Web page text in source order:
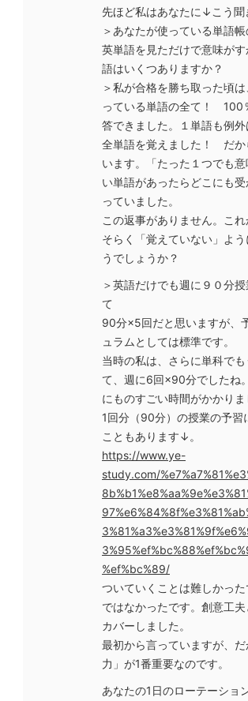
先ほど私はあなたに↓こう聞
＞あなたが使っている単語帳
英単語を見ただけで意味が
語はいくつありますか？
＞私が合格を勝ち取った頃
っている単語の全て！ 100
答できました。１単語も例外
全単語を覚えました！ だか
います。「たった１つでも
い単語があったらどこにも
っていました。
この返事がありません。こ
そらく「覚えていない」よ
うでしょうか？
＞英語だけでも週に９０分
て
90分×5回だと思いますが、
ュラムとしては標準です。
当時の私は、さらに単科で
て、週に6回×90分でしたね
にものすごい時間がかかりま
1回分（90分）の授業の予習
こともあります↓。
https://www.ye-
study.com/
%ef%bc%89/
ついていくことは難しかっ
ではなかったです。創意工
カバーしました。
最初から言っていますが、
力」が1番重要なのです。
あなたの1日のローテーショ